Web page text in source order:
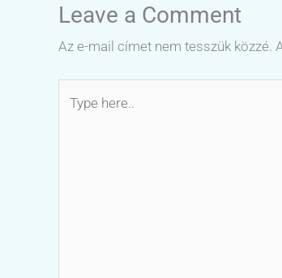
Leave a Comment
Az e-mail címet nem tesszük közzé.